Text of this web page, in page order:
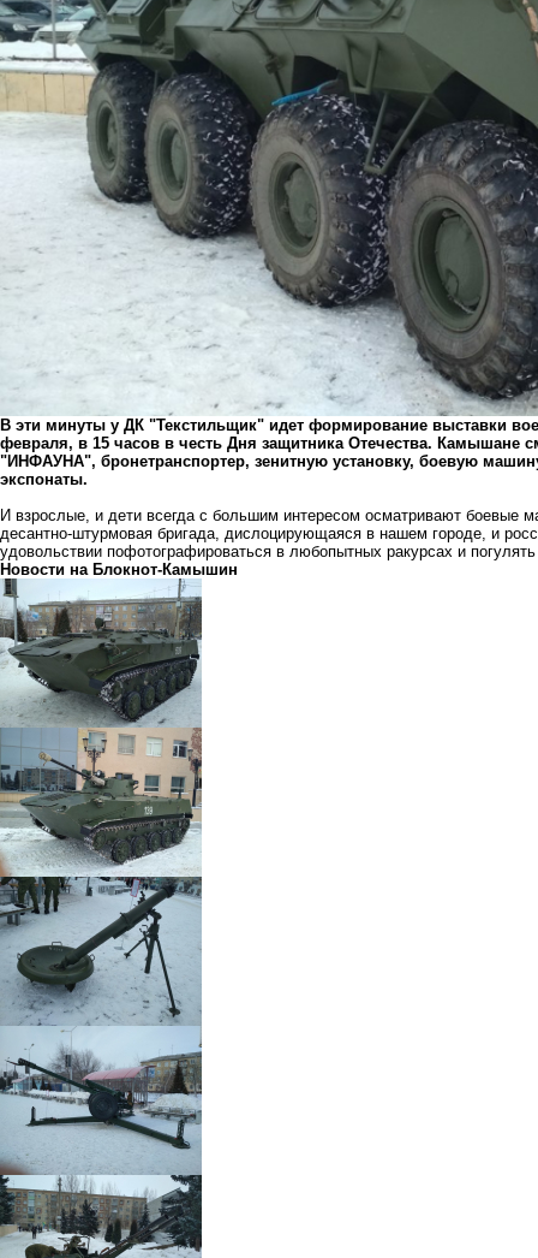
В эти минуты у ДК "Текстильщик" идет формирование выставки
февраля, в 15 часов в честь Дня защитника Отечества. Камышане
"ИНФАУНА", бронетранспортер, зенитную установку, боевую
экспонаты.
И взрослые, и дети всегда с большим интересом осматривают боевые
десантно-штурмовая бригада, дислоцирующаяся в нашем городе, и
удовольствии пофотографироваться в любопытных ракурсах и
Новости на Блoкнoт-Камышин